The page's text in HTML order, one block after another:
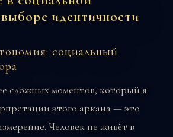
идентичности
социальный
сложных моментов, который я
этого аркана — это
Человек не живёт в